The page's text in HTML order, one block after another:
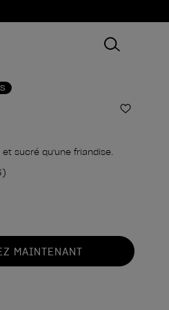
sucré qu'une friandise.
MAINTENANT